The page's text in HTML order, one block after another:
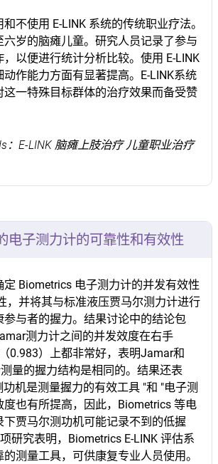
不使用 E-LINK 系统的传统职业疗法。
岁的脑瘫儿童。研究人员记录了参与
以便进行统计分析比较。使用 E-LINK
作能力方面有显著提高。E-LINK系统
这一特殊目标群体的治疗效果而备受赞
：E-LINK 脑瘫上肢治疗 儿童职业治疗
电子测力计的可靠性和有效性
Biometrics 电子测力计的并发有效性
，并将其与标准液压贾马尔测力计进行
参与者的握力。结果讨论中的结论包
测力计之间的并发效度在右手
0.983）上都非常好，表明Jamar和
量的握力结构是相同的。结果还表
机是测量握力的有效工具 "和 "电子测
也有所提高，因此，Biometrics 等电
贾马尔测功机可能记录不到的低握
研究表明，Biometrics E-LINK 评估系
测量工具，可供康复专业人员使用。